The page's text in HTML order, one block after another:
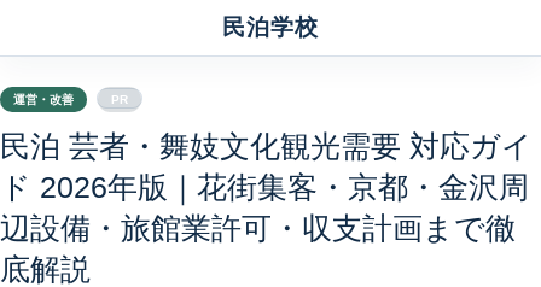
民泊学校
運営・改善 PR
民泊 芸者・舞妓文化観光需要 対応ガイ
ド 2026年版｜花街集客・京都・金沢周
辺設備・旅館業許可・収支計画まで徹
底解説